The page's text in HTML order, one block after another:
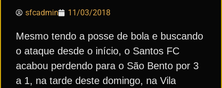
sfcadmin 11/03/2018
Mesmo tendo a posse de bola e buscando
o ataque desde o início, o Santos FC
acabou perdendo para o São Bento por 3
a 1, na tarde deste domingo, na Vila